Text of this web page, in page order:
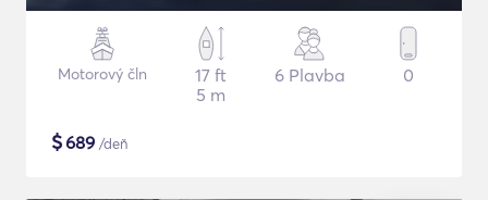
Motorový čln
17 ft
5 m
6 Plavba 0
$689 /deň